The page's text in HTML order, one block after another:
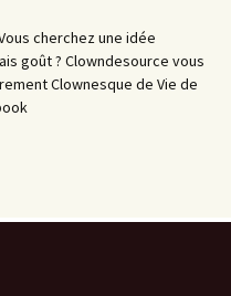
cherchez une idée
goût ? Clowndesource vous
Clownesque de Vie de